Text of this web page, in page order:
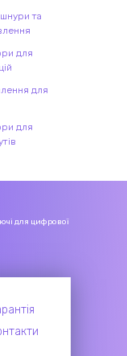
та
для
для
для
для цифрової